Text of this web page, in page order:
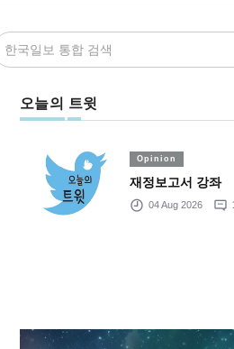
오늘의 트윗
Opinion
재정보고서 강좌
04 Aug 2026